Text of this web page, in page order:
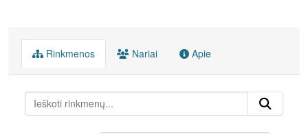
Rinkmenos Nariai Apie